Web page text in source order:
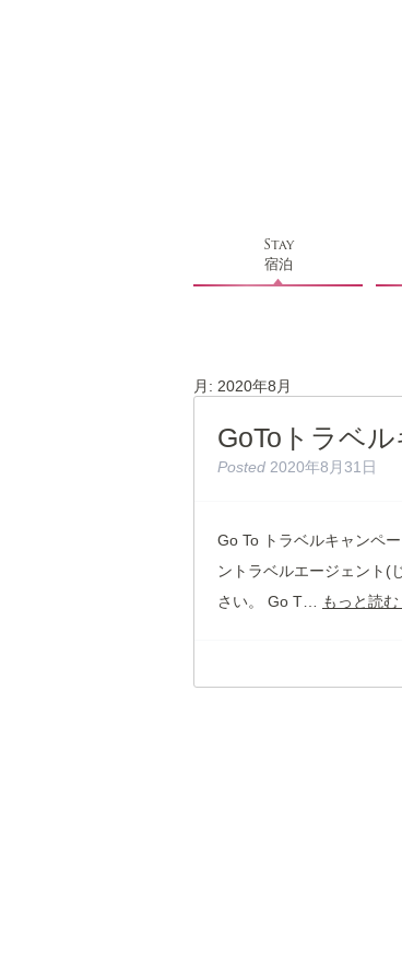
Stay
宿泊
月: 2020年8月
GoToトラベ
Posted 2020年8月31日
Go To トラベルキャンペ
ントラベルエージェント(
さい。 Go T…
もっと読